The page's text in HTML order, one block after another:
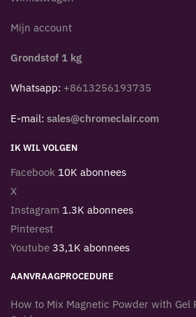
Mijn account
Grondstof 1 kg
Whatsapp: +8613256193735
E-mail: sales@chromeclair.com
IK WIL VOLGEN
Facebook 10K abonnees
X
Instagram 1.3K abonnees
Pinterest
Youtube 33,1K abonnees
AANVRAAGPROCEDURE
How to Mix Magnetic Powder with Gel